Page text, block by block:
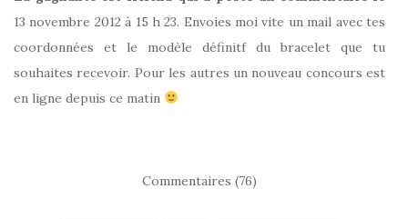
13 novembre 2012 à 15 h 23. Envoies moi vite un mail avec tes
coordonnées et le modèle définitf du bracelet que tu
souhaites recevoir. Pour les autres un nouveau concours est
en ligne depuis ce matin
Commentaires (76)